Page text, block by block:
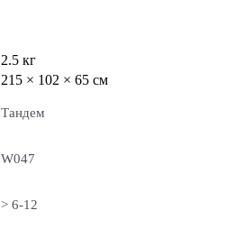
2.5 кг
215 × 102 × 65 см
Тандем
W047
> 6-12